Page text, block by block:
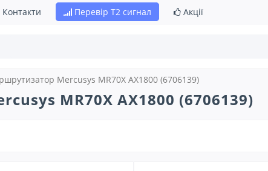
Контакти Перевір Т2 сигнал Акції
Mercusys MR70X AX1800 (6706139)
MR70X AX1800 (6706139)